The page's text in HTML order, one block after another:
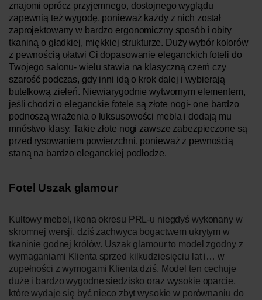
znajomi oprócz przyjemnego, dostojnego wyglądu
zapewnią też wygodę, ponieważ każdy z nich został
zaprojektowany w bardzo ergonomiczny sposób i obity
tkaniną o gładkiej, miękkiej strukturze. Duży wybór kolorów
z pewnością ułatwi Ci dopasowanie eleganckich foteli do
Twojego salonu- wielu stawia na klasyczną czerń czy
szarość podczas, gdy inni idą o krok dalej i wybierają
butelkową zieleń. Niewiarygodnie wytwornym elementem,
jeśli chodzi o eleganckie fotele są złote nogi- one bardzo
podnoszą wrażenia o luksusowości mebla i dodają mu
mnóstwo klasy. Takie złote nogi zawsze zabezpieczone są
przed rysowaniem powierzchni, ponieważ z pewnością
staną na bardzo eleganckiej podłodze.
Fotel Uszak glamour
Kultowy mebel, ikona okresu PRL-u niegdyś wykonany w
skromnej wersji, dziś zachwyca bogactwem ukrytym w
tkaninie godnej królów. Uszak glamourto model zgodny z
wymaganiami K lienta sprzed kilkudziesięciu lat i… w
zupełności z wymogami K lienta dziś. Model ten cechuje
duże i bardzo wygodne siedzisko oraz wysokie oparcie,
które wydaje się być nieco zbyt wysokie w porównaniu do